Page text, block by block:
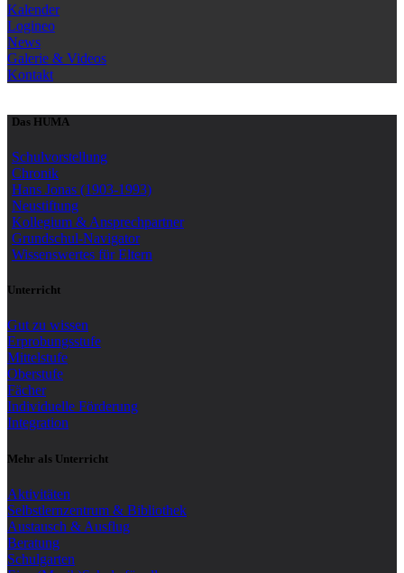
Kalender
Logineo
News
Galerie & Videos
Kontakt
Das HUMA
Schulvorstellung
Chronik
Hans Jonas (1903-1993)
Neustiftung
Kollegium & Ansprechpartner
Grundschul-Navigator
Wissenswertes für Eltern
Unterricht
Gut zu wissen
Erprobungsstufe
Mittelstufe
Oberstufe
Fächer
Individuelle Förderung
Integration
Mehr als Unterricht
Aktivitäten
Selbstlernzentrum & Bibliothek
Austausch & Ausflug
Beratung
Schulgarten